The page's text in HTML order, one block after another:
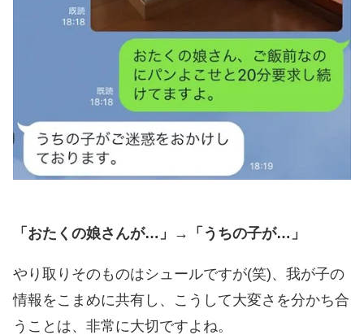
「おたくの娘さんが…」→「うちの子が…」
やり取りそのものはシュールですが(笑)、我が子の
情報をこまめに共有し、こうして大変さを分かち合
うことは、非常に大切ですよね。